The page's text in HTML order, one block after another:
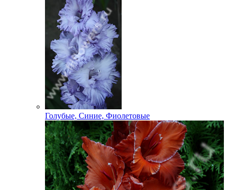
Голубые, Синие, Фиолетовые